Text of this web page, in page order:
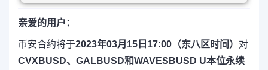
亲爱的用户：
币安合约将于2023年03月15日17:00（东八区时间） 对
CVXBUSD、GALBUSD和WAVESBUSD U本位永续